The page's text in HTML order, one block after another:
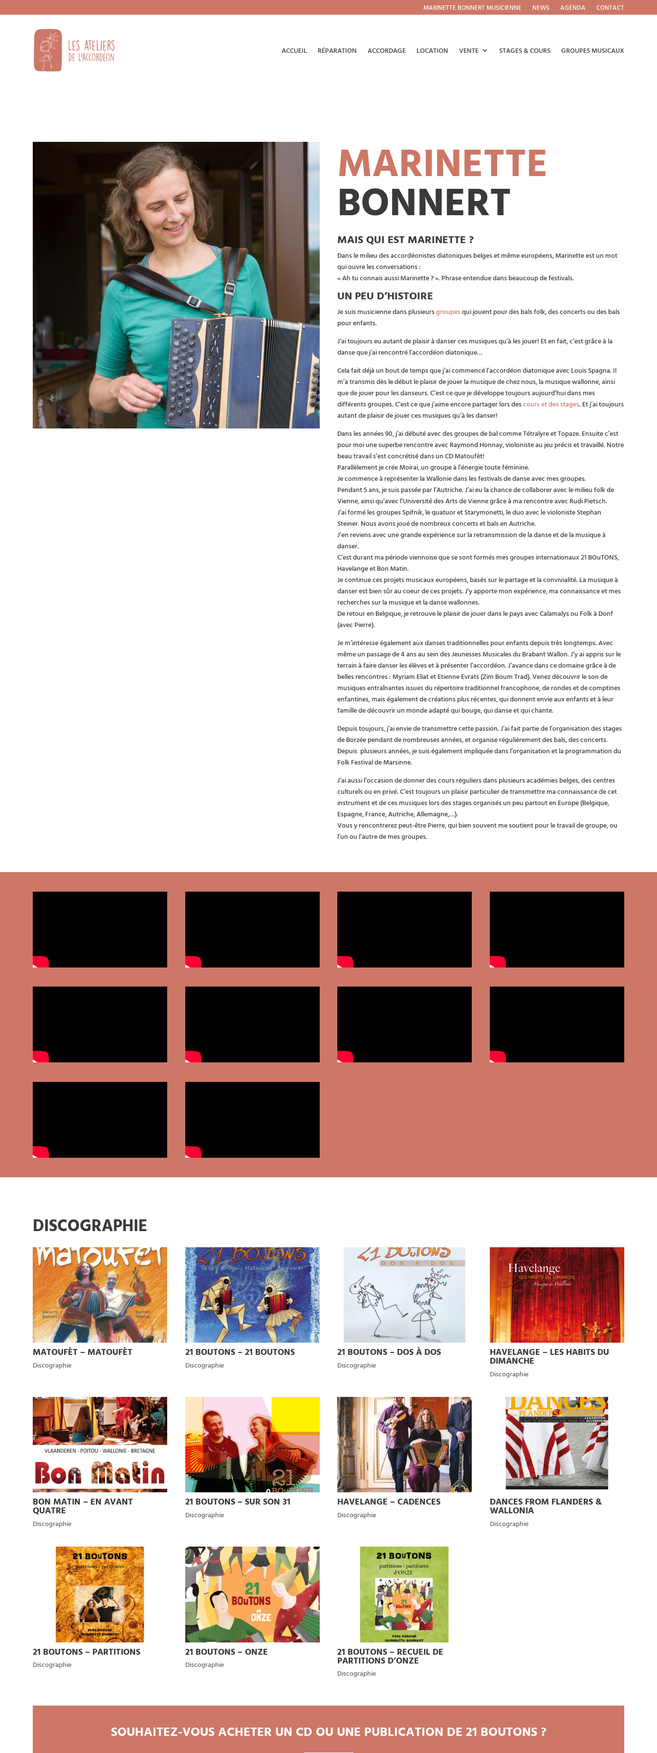
MARINETTE BONNERT MUSICIENNE NEWS AGENDA CONTACT
ACCUEIL RÉPARATION ACCORDAGE LOCATION VENTE STAGES & COURS GROUPES MUSICAUX
MARINETTE
BONNERT
MAIS QUI EST MARINETTE ?
Dans le milieu des accordéonistes diatoniques belges et même européens, Marinette est un mot
qui ouvre les conversations :
« Ah tu connais aussi Marinette ? ». Phrase entendue dans beaucoup de festivals.
UN PEU D’HISTOIRE
Je suis musicienne dans plusieursgroupesqui jouent pour des bals folk, des concerts ou des bals
pour enfants.
J’ai toujours eu autant de plaisir à danser ces musiques qu’à les jouer! Et en fait, c’est grâce à la
danse que j’ai rencontré l’accordéon diatonique…
Cela fait déjà un bout de temps que j’ai commencé l’accordéon diatonique avec Louis Spagna. Il
m’a transmis dès le début le plaisir de jouer la musique de chez nous, la musique wallonne, ainsi
que de jouer pour les danseurs. C’est ce que je développe toujours aujourd’hui dans mes
différents groupes. C’est ce que j’aime encore partager lors descours et des stages. Et j’ai toujours
autant de plaisir de jouer ces musiques qu’à les danser!
Dans les années 90, j’ai débuté avec des groupes de bal comme Tétralyre et Topaze. Ensuite c’est
pour moi une superbe rencontre avec Raymond Honnay, violoniste au jeu précis et travaillé. Notre
beau travail s’est concrétisé dans un CD Matoufèt!
Parallèlement je crée Moirai, un groupe à l’énergie toute féminine.
Je commence à représenter la Wallonie dans les festivals de danse avec mes groupes.
Pendant 5 ans, je suis passée par l’Autriche. J’ai eu la chance de collaborer avec le milieu folk de
Vienne, ainsi qu’avec l’Université des Arts de Vienne grâce à ma rencontre avec Rudi Pietsch.
J’ai formé les groupes Spifnik, le quatuor et Starymonetti, le duo avec le violoniste Stephan
Steiner. Nous avons joué de nombreux concerts et bals en Autriche.
J’en reviens avec une grande expérience sur la retransmission de la danse et de la musique à
danser.
C’est durant ma période viennoise que se sont formés mes groupes internationaux 21 BOuTONS,
Havelange et Bon Matin.
Je continue ces projets musicaux européens, basés sur le partage et la convivialité. La musique à
danser est bien sûr au coeur de ces projets. J’y apporte mon expérience, ma connaissance et mes
recherches sur la musique et la danse wallonnes.
De retour en Belgique, je retrouve le plaisir de jouer dans le pays avec Calamalys ou Folk à Donf
(avec Pierre).
Je m’intéresse également aux danses traditionnelles pour enfants depuis très longtemps. Avec
même un passage de 4 ans au sein des Jeunesses Musicales du Brabant Wallon. J’y ai appris sur le
terrain à faire danser les élèves et à présenter l’accordéon. J’avance dans ce domaine grâce à de
belles rencontres : Myriam Eliat et Etienne Evrats (Zim Boum Trad). Venez découvrir le son de
musiques entraînantes issues du répertoire traditionnel francophone, de rondes et de comptines
enfantines, mais également de créations plus récentes, qui donnent envie aux enfants et à leur
famille de découvrir un monde adapté qui bouge, qui danse et qui chante.
Depuis toujours, j’ai envie de transmettre cette passion. J’ai fait partie de l’organisation des stages
de Borzée pendant de nombreuses années, et organise régulièrement des bals, des concerts.
Depuis plusieurs années, je suis également impliquée dans l’organisation et la programmation du
Folk Festival de Marsinne.
J’ai aussi l’occasion de donner des cours réguliers dans plusieurs académies belges, des centres
culturels ou en privé. C’est toujours un plaisir particulier de transmettre ma connaissance de cet
instrument et de ces musiques lors des stages organisés un peu partout en Europe (Belgique,
Espagne, France, Autriche, Allemagne,…).
Vous y rencontrerez peut-être Pierre, qui bien souvent me soutient pour le travail de groupe, ou
l’un ou l’autre de mes groupes.
DISCOGRAPHIE
MATOUFÈT – MATOUFÈT
Discographie
21 BOUTONS – 21 BOUTONS
Discographie
21 BOUTONS – DOS À DOS
Discographie
HAVELANGE – LES HABITS DU
DIMANCHE
Discographie
BON MATIN – EN AVANT
QUATRE
Discographie
21 BOUTONS – SUR SON 31
Discographie
HAVELANGE – CADENCES
Discographie
DANCES FROM FLANDERS &
WALLONIA
Discographie
21 BOUTONS – PARTITIONS
Discographie
21 BOUTONS – ONZE
Discographie
21 BOUTONS – RECUEIL DE
PARTITIONS D’ONZE
Discographie
SOUHAITEZ-VOUS ACHETER UN CD OU UNE PUBLICATION DE 21 BOUTONS ?